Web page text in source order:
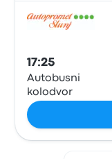
17:25
Autobusni
kolodvor